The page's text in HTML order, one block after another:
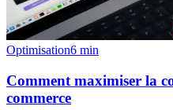
Optimisation6 min
Comment maximiser la
commerce